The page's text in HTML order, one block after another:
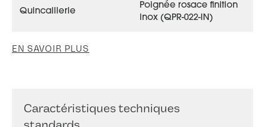
Caractéristiques techniques
Quincaillerie
Poignée rosace finition
inox (QPR-022-IN)
EN SAVOIR PLUS